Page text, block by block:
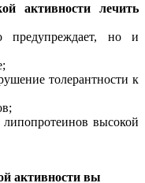
активности лечить
предупреждает, но и
толерантности к
высокой
активности вы